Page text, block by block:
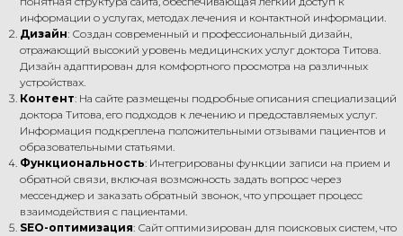
информации о услугах, методах лечения и контактной информации.
Дизайн: Создан современный и профессиональный дизайн,
отражающий высокий уровень медицинских услуг доктора Титова.
Дизайн адаптирован для комфортного просмотра на различных
устройствах.
Контент: На сайте размещены подробные описания специализаций
доктора Титова, его подходов к лечению и предоставляемых услуг.
Информация подкреплена положительными отзывами пациентов и
образовательными статьями.
Функциональность: Интегрированы функции записи на прием и
обратной связи, включая возможность задать вопрос через
мессенджер и заказать обратный звонок, что упрощает процесс
взаимодействия с пациентами.
SEO-оптимизация: Сайт оптимизирован для поисковых систем, что